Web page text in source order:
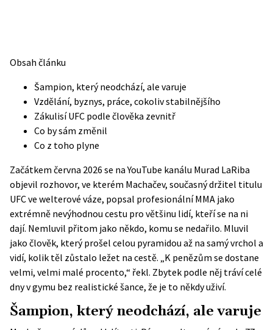
Obsah článku
Šampion, který neodchází, ale varuje
Vzdělání, byznys, práce, cokoliv stabilnějšího
Zákulisí UFC podle člověka zevnitř
Co by sám změnil
Co z toho plyne
Začátkem června 2026 se na YouTube kanálu Murad LaRiba
objevil rozhovor, ve kterém Machačev, současný držitel titulu
UFC ve welterové váze, popsal profesionální MMA jako
extrémně nevýhodnou cestu pro většinu lidí, kteří se na ni
dají. Nemluvil přitom jako někdo, komu se nedařilo. Mluvil
jako člověk, který prošel celou pyramidou až na samý vrchol a
vidí, kolik těl zůstalo ležet na cestě. „K penězům se dostane
velmi, velmi malé procento,“ řekl. Zbytek podle něj tráví celé
dny v gymu bez realistické šance, že je to někdy uživí.
Šampion, který neodchází, ale varuje